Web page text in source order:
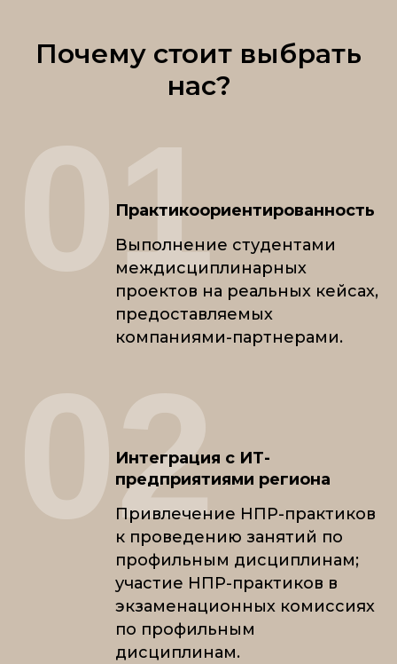
Почему стоит выбрать
нас?
Практикоориентированность
Выполнение студентами
междисциплинарных
проектов на реальных кейсах,
предоставляемых
компаниями-партнерами.
01
Интеграция с ИТ-
предприятиями региона
Привлечение НПР-практиков
к проведению занятий по
профильным дисциплинам;
участие НПР-практиков в
экзаменационных комиссиях
по профильным
дисциплинам.
02